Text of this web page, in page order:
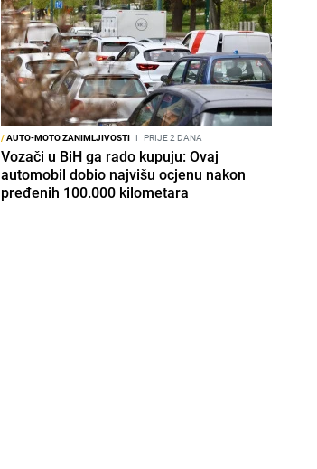
/AUTO-MOTO ZANIMLJIVOSTI I PRIJE 2 DANA
Vozači u BiH ga rado kupuju: Ovaj
automobil dobio najvišu ocjenu nakon
pređenih 100.000 kilometara